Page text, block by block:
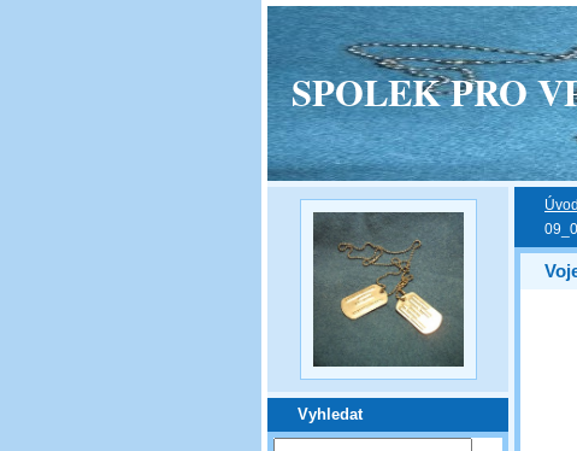
SPOLEK PRO
Vyhledat
Úvod